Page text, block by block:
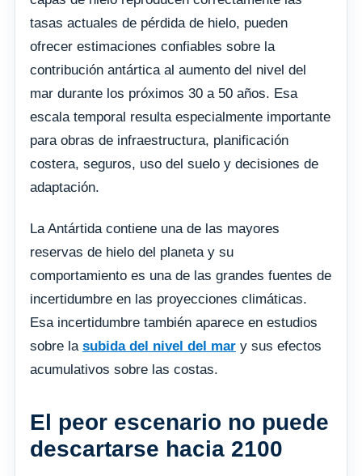
tasas actuales de pérdida de hielo, pueden
ofrecer estimaciones confiables sobre la
contribución antártica al aumento del nivel del
mar durante los próximos 30 a 50 años. Esa
escala temporal resulta especialmente importante
para obras de infraestructura, planificación
costera, seguros, uso del suelo y decisiones de
adaptación.
La Antártida contiene una de las mayores
reservas de hielo del planeta y su
comportamiento es una de las grandes fuentes de
incertidumbre en las proyecciones climáticas.
Esa incertidumbre también aparece en estudios
sobre la subida del nivel del mar y sus efectos
acumulativos sobre las costas.
El peor escenario no puede
descartarse hacia 2100